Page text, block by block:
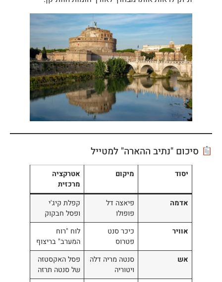
סיכום "נתיב ההארה" למטייל
יסוד מיקום
אטרקציה
מרכזית
אדמה
פיאצה דל
פופולו
קפלת קיג'י
ופסל חבקוק
אוויר
כיכר סנט
פטרוס
לוח "רוח
המערב" בריצוף
סנטה מריה דלה
ויטוריה
פסל האקסטזה
של סנטה תרזה